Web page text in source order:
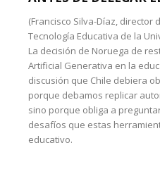
(Francisco Silva-Díaz, director
Tecnología Educativa de la
La decisión de Noruega de
Artificial Generativa en la
discusión que Chile debiera
porque debamos replicar
sino porque obliga a
desafíos que estas
educativo.